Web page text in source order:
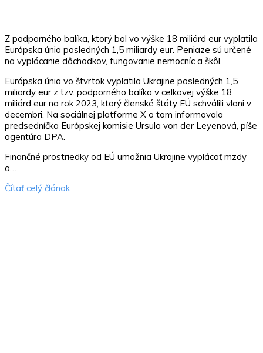
Z podporného balíka, ktorý bol vo výške 18 miliárd eur vyplatila
Európska únia posledných 1,5 miliardy eur. Peniaze sú určené
na vyplácanie dôchodkov, fungovanie nemocníc a škôl.
Európska únia vo štvrtok vyplatila Ukrajine posledných 1,5
miliardy eur z tzv. podporného balíka v celkovej výške 18
miliárd eur na rok 2023, ktorý členské štáty EÚ schválili vlani v
decembri. Na sociálnej platforme X o tom informovala
predsedníčka Európskej komisie Ursula von der Leyenová, píše
agentúra DPA.
Finančné prostriedky od EÚ umožnia Ukrajine vyplácať mzdy
a…
Čítať celý článok